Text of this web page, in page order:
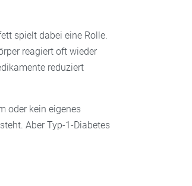
spielt dabei eine Rolle.
reagiert oft wieder
reduziert
oder kein eigenes
Aber Typ-1-Diabetes